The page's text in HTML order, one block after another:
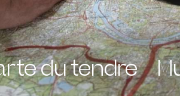
du tendre –